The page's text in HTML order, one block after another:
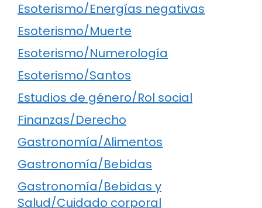
Esoterismo/Energías negativas
Esoterismo/Muerte
Esoterismo/Numerología
Esoterismo/Santos
Estudios de género/Rol social
Finanzas/Derecho
Gastronomía/Alimentos
Gastronomía/Bebidas
Gastronomía/Bebidas y
Salud/Cuidado corporal